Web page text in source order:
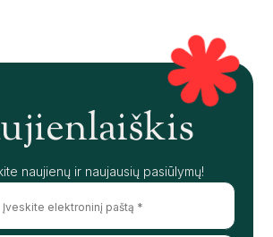
naujienų ir naujausių pasiūlymų!